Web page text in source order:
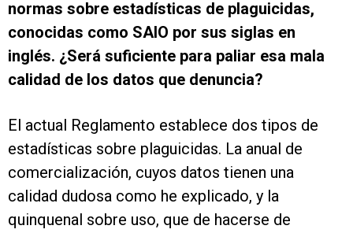
normas sobre estadísticas de plaguicidas,
conocidas como SAIO por sus siglas en
inglés. ¿Será suficiente para paliar esa mala
calidad de los datos que denuncia?
El actual Reglamento establece dos tipos de
estadísticas sobre plaguicidas. La anual de
comercialización, cuyos datos tienen una
calidad dudosa como he explicado, y la
quinquenal sobre uso, que de hacerse de